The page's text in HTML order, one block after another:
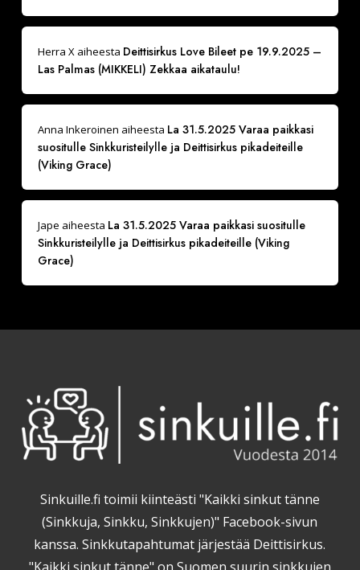
Herra Xaiheesta Deittisirkus Love Bileet pe 19.9.2025 –
Las Palmas (MIKKELI) Zekkaa aikataulu!
Anna Inkeroinen aiheesta La 31.5.2025 Varaa paikkasi
suositulle Sinkkuristeilylle ja Deittisirkus pikadeiteille
(Viking Grace)
Jape aiheesta La 31.5.2025 Varaa paikkasi suositulle
Sinkkuristeilylle ja Deittisirkus pikadeiteille (Viking
Grace)
Sinkuille.fi toimii kiinteästi "Kaikki sinkut tänne
(Sinkkuja, Sinkku, Sinkkujen)" Facebook-sivun
kanssa. Sinkkutapahtumat järjestää Deittisirkus.